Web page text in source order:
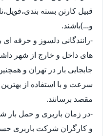
قبیل کارتن بسته
و...)باشند.
-رانندگانی دلسوز و حرفه ای
های داخل و خارج از شهر
جابجایی بار در تهران و
سرعت و با استفاده از
مقصد برسانند.
-در زمان باربری و حمل بار
و کارگران شرکت باربری